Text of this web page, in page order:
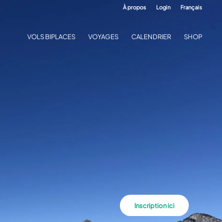
Inscription ici
À propos Login Français
VOLS BIPLACES VOYAGES CALENDRIER SHOP